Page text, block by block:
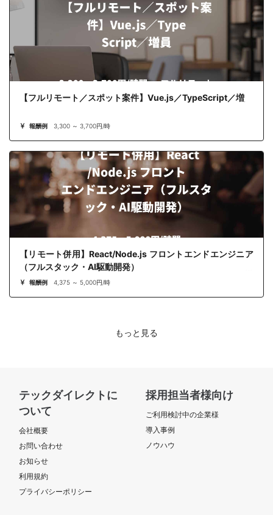
【フルリモート／スポット案件】Vue.js／TypeScript／増員
報酬例 3,300 ～ 3,700円/時
【リモート併用】React/Node.js フロントエンドエンジニア
（フルスタック・AI駆動開発）
報酬例 4,375 ～ 5,000円/時
もっと見る
テックダイレクトに
ついて
会社概要
お問い合わせ
お知らせ
利用規約
プライバシーポリシー
採用担当者様向け
ご利用検討中の企業様
導入事例
ノウハウ